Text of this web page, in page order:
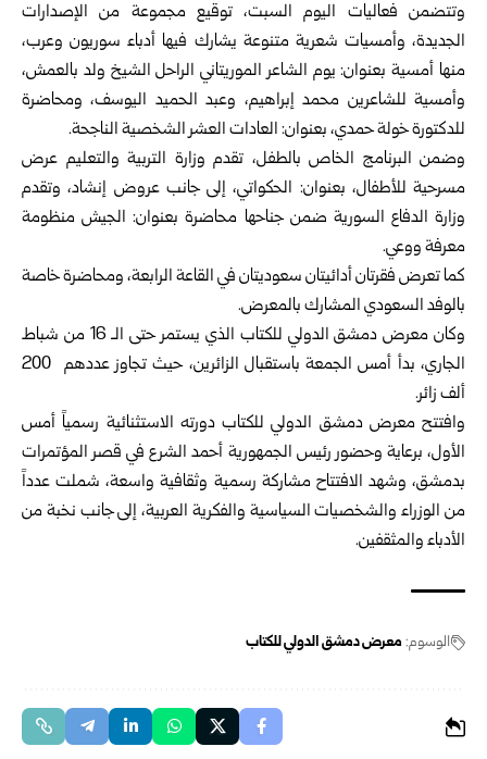
وتتضمن فعاليات اليوم السبت، توقيع مجموعة من الإصدارات
الجديدة، وأمسيات شعرية متنوعة يشارك فيها أدباء سوريون وعرب،
منها أمسية بعنوان: يوم الشاعر الموريتاني الراحل الشيخ ولد بالعمش،
وأمسية للشاعرين محمد إبراهيم، وعبد الحميد اليوسف، ومحاضرة
للدكتورة خولة حمدي، بعنوان: العادات العشر الشخصية الناجحة.
وضمن البرنامج الخاص بالطفل، تقدم وزارة التربية والتعليم عرض
مسرحية للأطفال، بعنوان: الحكواتي، إلى جانب عروض إنشاد، وتقدم
وزارة الدفاع السورية ضمن جناحها محاضرة بعنوان: الجيش منظومة
معرفة ووعي.
كما تعرض فقرتان أدائيتان سعوديتان في القاعة الرابعة، ومحاضرة خاصة
بالوفد السعودي المشارك بالمعرض.
وكان معرض دمشق الدولي للكتاب الذي يستمر حتى الـ 16 من شباط
الجاري، بدأ أمس الجمعة باستقبال الزائرين، حيث تجاوز عددهم 200
ألف زائر.
وافتتح معرض دمشق الدولي للكتاب دورته الاستثنائية رسمياً أمس
الأول، برعاية وحضور رئيس الجمهورية أحمد الشرع في قصر المؤتمرات
بدمشق، وشهد الافتتاح مشاركة رسمية وثقافية واسعة، شملت عدداً
من الوزراء والشخصيات السياسية والفكرية العربية، إلى جانب نخبة من
الأدباء والمثقفين.
الوسوم: معرض دمشق الدولي للكتاب